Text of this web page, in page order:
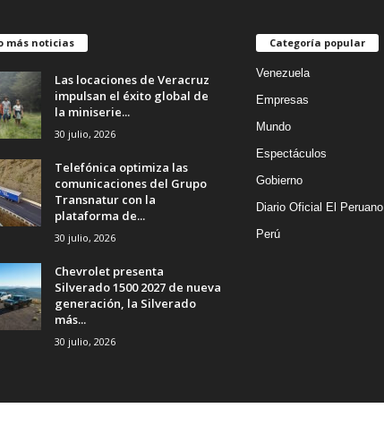
más noticias
Las locaciones de Veracruz
impulsan el éxito global de
la miniserie...
30 julio, 2026
Telefónica optimiza las
comunicaciones del Grupo
Transnatur con la
plataforma de...
30 julio, 2026
Chevrolet presenta
Silverado 1500 2027 de nueva
generación, la Silverado
más...
30 julio, 2026
Categoría popular
Venezuela
Empresas
Mundo
Espectáculos
Gobierno
Diario Oficial El Peruano
Perú